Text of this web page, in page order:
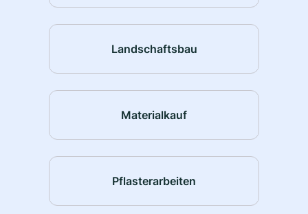
Landschaftsbau
Materialkauf
Pflasterarbeiten